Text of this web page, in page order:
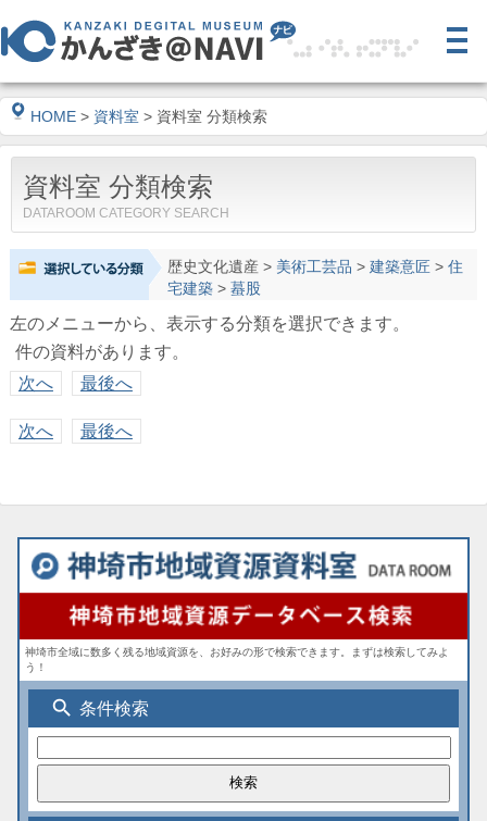
HOME > 資料室 > 資料室 分類検索
資料室 分類検索
DATAROOM CATEGORY SEARCH
歴史文化遺産> 美術工芸品 > 建築意匠 > 住
宅建築> 蟇股
左のメニューから、表示する分類を選択できます。
件の資料があります。
次へ
最後へ
次へ 最後へ
神埼市全域に数多く残る地域資源を、お好みの形で検索できます。まずは検索してみよ
う！
search 条件検索